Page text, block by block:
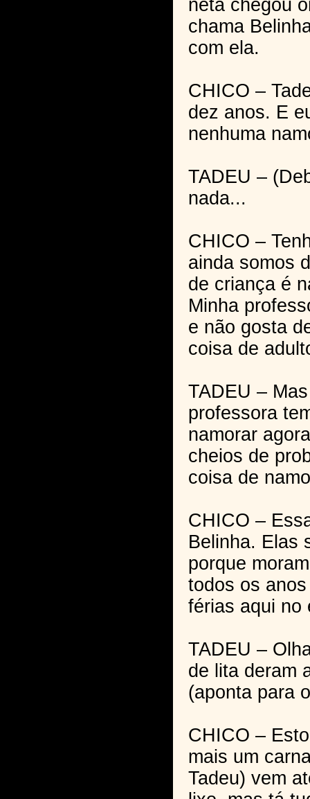
neta chegou
chama
com ela.
CHICO –
dez anos. E
nenhuma
TADEU –
nada...
CHICO –
ainda somos
de criança é
Minha
e não gosta
coisa de
TADEU –
professora
namorar
cheios de
coisa de
CHICO –
Belinha. Elas
porque
todos os
férias aqui no
TADEU –
de lita deram
(aponta para
CHICO –
mais um
Tadeu) vem